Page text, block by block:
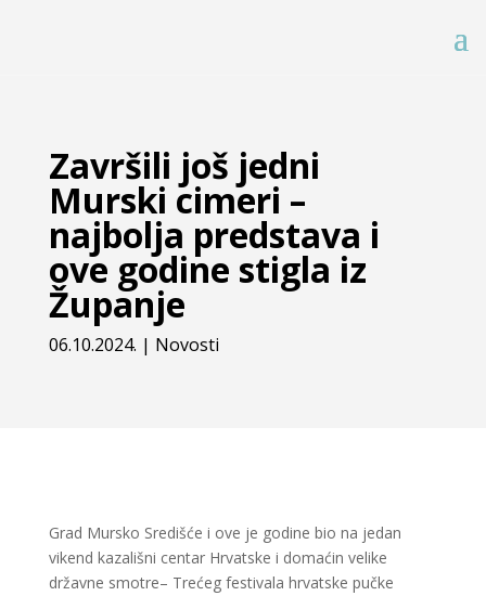
Završili još jedni
Murski cimeri –
najbolja predstava i
ove godine stigla iz
Županje
06.10.2024. | Novosti
Grad Mursko Središće i ove je godine bio na jedan
vikend kazališni centar Hrvatske i domaćin velike
državne smotre– Trećeg festivala hrvatske pučke